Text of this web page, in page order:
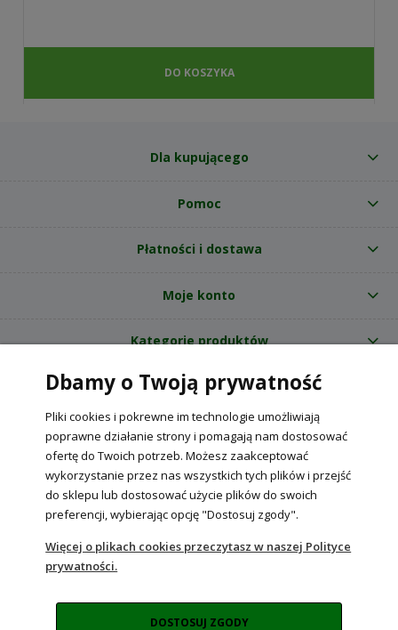
DO KOSZYKA
Dla kupującego
Pomoc
Płatności i dostawa
Moje konto
Kategorie produktów
O nas
Internetowy sklep ogrodniczy z nasionami RajOgrodnika.pl
NIP: 6090037061, REGON: 260240470 | Czarnca, ul. Tęczowa 31, 29-100
Włoszczowa
POKAŻ PEŁNĄ WERSJĘ STRONY
Sklep internetowy Shoper Premium
Dbamy o Twoją prywatność
Pliki cookies i pokrewne im technologie umożliwiają
poprawne działanie strony i pomagają nam dostosować
ofertę do Twoich potrzeb. Możesz zaakceptować
wykorzystanie przez nas wszystkich tych plików i przejść
do sklepu lub dostosować użycie plików do swoich
preferencji, wybierając opcję "Dostosuj zgody".
Więcej o plikach cookies przeczytasz w naszej Polityce
prywatności.
DOSTOSUJ ZGODY